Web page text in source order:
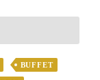
BUFFET